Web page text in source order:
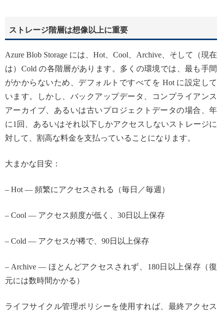
ストレージ階層は想像以上に重要
Azure Blob Storage には、Hot、Cool、Archive、そして（現在
は）Cold の各階層があります。多くの環境では、最も手間
がかからないため、デフォルトですべてを Hot に設定して
います。しかし、バックアップデータ、コンプライアンス
アーカイブ、あるいは古いプロジェクトデータの場合、年
に1回、あるいはそれ以下しかアクセスしないストレージに
対して、割高な料金を支払っていることになります。
大まかな目安：
– Hot — 頻繁にアクセスされる（毎日／毎週）
– Cool — アクセス頻度が低く、30日以上保存
– Cold — アクセスが稀で、90日以上保存
– Archive — ほとんどアクセスされず、180日以上保存（復
元には数時間かかる）
ライフサイクル管理ポリシーを使用すれば、最終アクセス